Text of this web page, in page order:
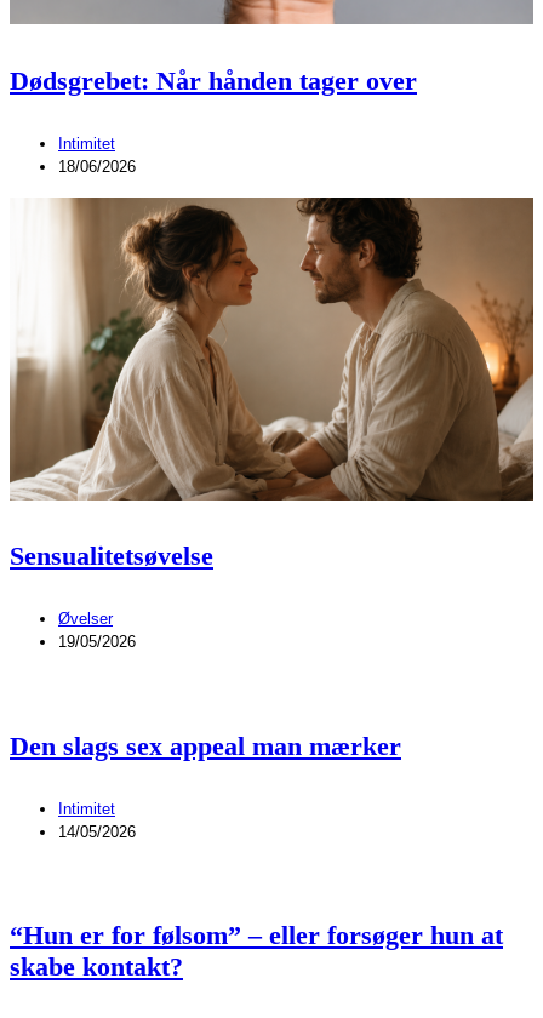
Dødsgrebet: Når hånden tager over
Intimitet
18/06/2026
Sensualitetsøvelse
Øvelser
19/05/2026
Den slags sex appeal man mærker
Intimitet
14/05/2026
“Hun er for følsom” – eller forsøger hun at
skabe kontakt?